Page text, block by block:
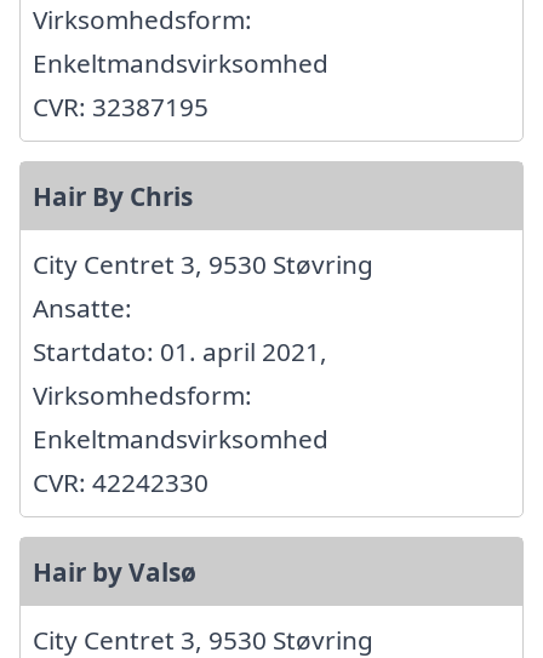
Virksomhedsform:
Enkeltmandsvirksomhed
CVR: 32387195
Hair By Chris
City Centret 3, 9530 Støvring
Ansatte:
Startdato: 01. april 2021,
Virksomhedsform:
Enkeltmandsvirksomhed
CVR: 42242330
Hair by Valsø
City Centret 3, 9530 Støvring